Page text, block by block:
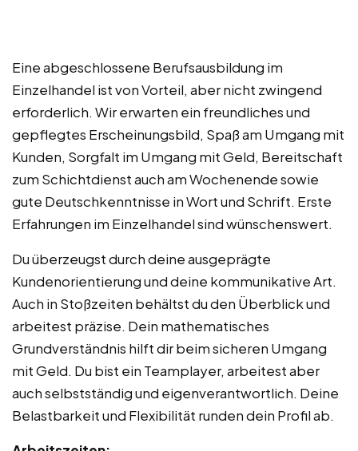
Eine abgeschlossene Berufsausbildung im
Einzelhandel ist von Vorteil, aber nicht zwingend
erforderlich. Wir erwarten ein freundliches und
gepflegtes Erscheinungsbild, Spaß am Umgang mit
Kunden, Sorgfalt im Umgang mit Geld, Bereitschaft
zum Schichtdienst auch am Wochenende sowie
gute Deutschkenntnisse in Wort und Schrift. Erste
Erfahrungen im Einzelhandel sind wünschenswert.
Du überzeugst durch deine ausgeprägte
Kundenorientierung und deine kommunikative Art.
Auch in Stoßzeiten behältst du den Überblick und
arbeitest präzise. Dein mathematisches
Grundverständnis hilft dir beim sicheren Umgang
mit Geld. Du bist ein Teamplayer, arbeitest aber
auch selbstständig und eigenverantwortlich. Deine
Belastbarkeit und Flexibilität runden dein Profil ab.